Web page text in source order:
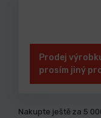
Prodej
prosím jiný
Nakupte ještě za 5